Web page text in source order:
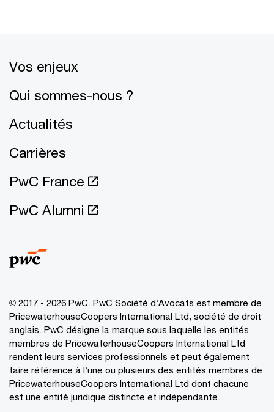
Vos enjeux
Qui sommes-nous ?
Actualités
Carrières
PwC France
PwC Alumni
© 2017 - 2026 PwC. PwC Société d’Avocats est membre de
PricewaterhouseCoopers International Ltd, société de droit
anglais. PwC désigne la marque sous laquelle les entités
membres de PricewaterhouseCoopers International Ltd
rendent leurs services professionnels et peut également
faire référence à l’une ou plusieurs des entités membres de
PricewaterhouseCoopers International Ltd dont chacune
est une entité juridique distincte et indépendante.